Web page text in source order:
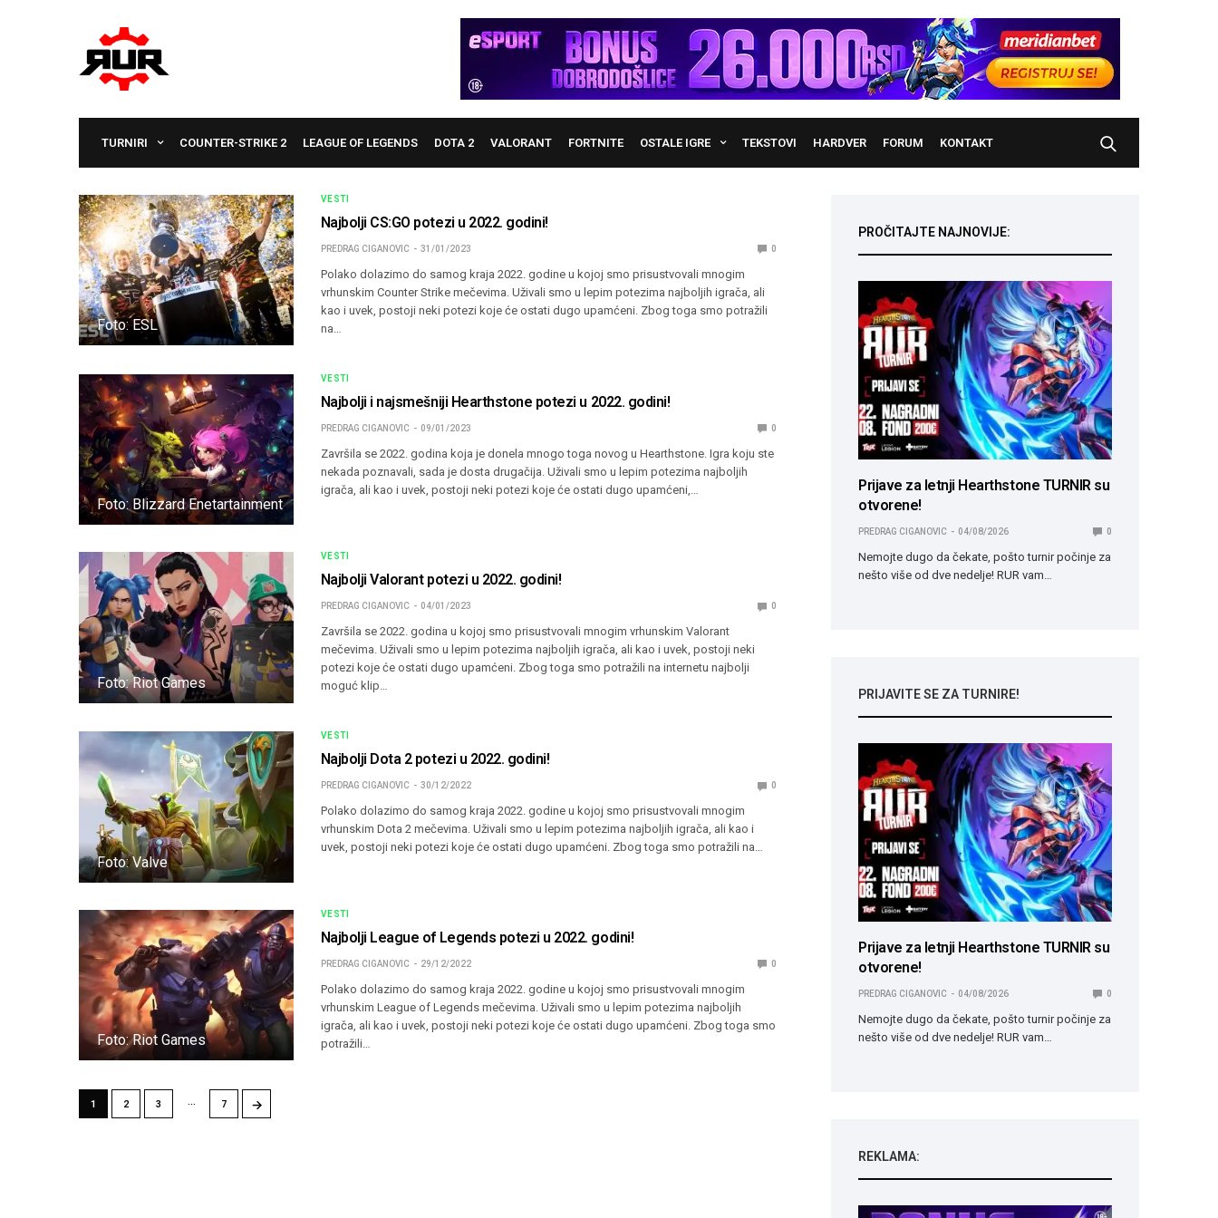
TURNIRI COUNTER-STRIKE 2 LEAGUE OF LEGENDS DOTA 2 VALORANT FORTNITE OSTALE IGRE TEKSTOVI HARDVER FORUM KONTAKT
Foto: ESL
VESTI
Najbolji CS:GO potezi u 2022. godini!
PREDRAG CIGANOVIC 31/01/2023 0
Polako dolazimo do samog kraja 2022. godine u kojoj smo prisustvovali mnogim
vrhunskim Counter Strike mečevima. Uživali smo u lepim potezima najboljih igrača, ali
kao i uvek, postoji neki potezi koje će ostati dugo upamćeni. Zbog toga smo potražili
na…
Foto: Blizzard Enetartainment
VESTI
Najbolji i najsmešniji Hearthstone potezi u 2022. godini!
PREDRAG CIGANOVIC 09/01/2023 0
Završila se 2022. godina koja je donela mnogo toga novog u Hearthstone. Igra koju ste
nekada poznavali, sada je dosta drugačija. Uživali smo u lepim potezima najboljih
igrača, ali kao i uvek, postoji neki potezi koje će ostati dugo upamćeni,…
Foto: Riot Games
VESTI
Najbolji Valorant potezi u 2022. godini!
PREDRAG CIGANOVIC 04/01/2023 0
Završila se 2022. godina u kojoj smo prisustvovali mnogim vrhunskim Valorant
mečevima. Uživali smo u lepim potezima najboljih igrača, ali kao i uvek, postoji neki
potezi koje će ostati dugo upamćeni. Zbog toga smo potražili na internetu najbolji
moguć klip…
Foto: Valve
VESTI
Najbolji Dota 2 potezi u 2022. godini!
PREDRAG CIGANOVIC 30/12/2022 0
Polako dolazimo do samog kraja 2022. godine u kojoj smo prisustvovali mnogim
vrhunskim Dota 2 mečevima. Uživali smo u lepim potezima najboljih igrača, ali kao i
uvek, postoji neki potezi koje će ostati dugo upamćeni. Zbog toga smo potražili na…
Foto: Riot Games
VESTI
Najbolji League of Legends potezi u 2022. godini!
PREDRAG CIGANOVIC 29/12/2022 0
Polako dolazimo do samog kraja 2022. godine u kojoj smo prisustvovali mnogim
vrhunskim League of Legends mečevima. Uživali smo u lepim potezima najboljih
igrača, ali kao i uvek, postoji neki potezi koje će ostati dugo upamćeni. Zbog toga smo
potražili…
1 2 3 … 7 →
PROČITAJTE NAJNOVIJE:
Prijave za letnji Hearthstone TURNIR su
otvorene!
PREDRAG CIGANOVIC 04/08/2026 0
Nemojte dugo da čekate, pošto turnir počinje za
nešto više od dve nedelje! RUR vam…
PRIJAVITE SE ZA TURNIRE!
Prijave za letnji Hearthstone TURNIR su
otvorene!
PREDRAG CIGANOVIC 04/08/2026 0
Nemojte dugo da čekate, pošto turnir počinje za
nešto više od dve nedelje! RUR vam…
REKLAMA: